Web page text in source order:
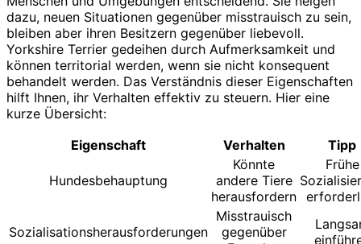
dazu, neuen Situationen gegenüber misstrauisch zu sein,
bleiben aber ihren Besitzern gegenüber liebevoll.
Yorkshire Terrier gedeihen durch Aufmerksamkeit und
können territorial werden, wenn sie nicht konsequent
behandelt werden. Das Verständnis dieser Eigenschaften
hilft Ihnen, ihr Verhalten effektiv zu steuern. Hier eine
kurze Übersicht:
Eigenschaft
Verhalten Tipp
Hundesbehauptung
Könnte
andere Tiere
herausfordern
Frühe
Sozialisationsherausforderungen
Misstrauisch
gegenüber